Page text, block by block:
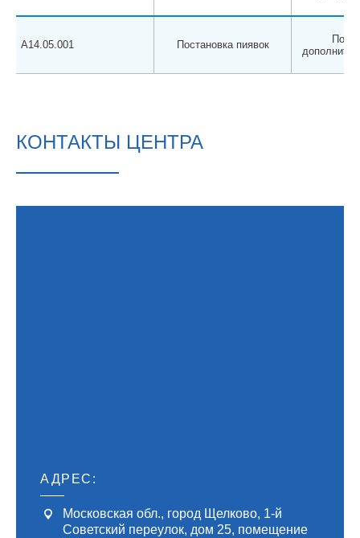
A14.05.001 Постановка пиявок
КОНТАКТЫ ЦЕНТРА
АДРЕС:
Московская обл., город Щелково, 1-й
Советский переулок, дом 25, помещение